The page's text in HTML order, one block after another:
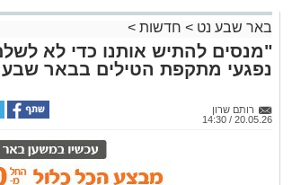
באר שבע נט > חדשות >
"מנסים להתיש אותנו כדי לא
נפגעי מתקפת הטילים בבאר שבע
רותם שרון
20.05.26 / 14:30